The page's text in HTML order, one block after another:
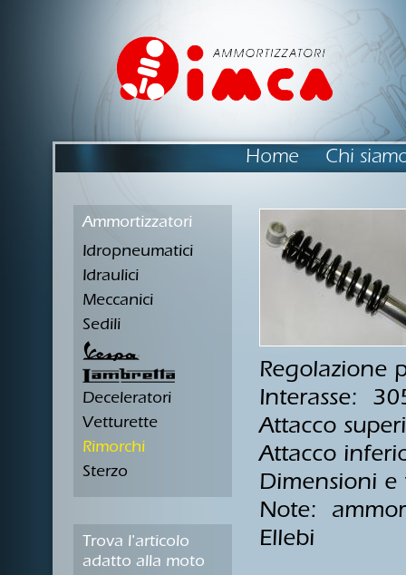
Home Chi
Ammortizzatori
Idropneumatici
Idraulici
Meccanici
Sedili
Deceleratori
Vetturette
Rimorchi
Sterzo
Trova l'articolo
adatto alla moto
Regolazione
Interasse:
Attacco
Attacco
Dimensioni
Note:
Ellebi